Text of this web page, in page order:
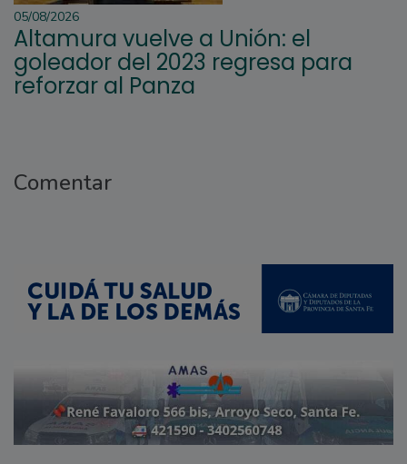
05/08/2026
Altamura vuelve a Unión: el
goleador del 2023 regresa para
reforzar al Panza
Comentar